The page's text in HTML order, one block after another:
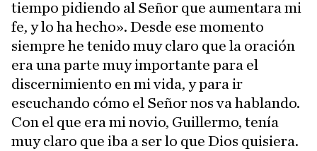
tiempo pidiendo al Señor que aumentara mi
fe, y lo ha hecho». Desde ese momento
siempre he tenido muy claro que la oración
era una parte muy importante para el
discernimiento en mi vida, y para ir
escuchando cómo el Señor nos va hablando.
Con el que era mi novio, Guillermo, tenía
muy claro que iba a ser lo que Dios quisiera.